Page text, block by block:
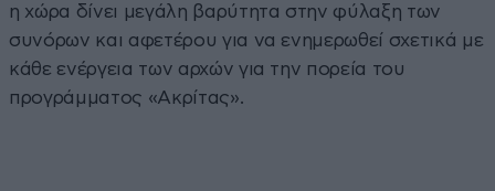
η χώρα δίνει μεγάλη βαρύτητα στην φύλαξη των
συνόρων και αφετέρου για να ενημερωθεί σχετικά με
κάθε ενέργεια των αρχών για την πορεία του
προγράμματος «Ακρίτας».